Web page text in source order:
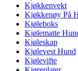
Kjøkkenvekt
Kjøkkenøy På
Kjøleboks
Kjølematte
Kjøleskap
Kjølevest Hund
Kjølevifte